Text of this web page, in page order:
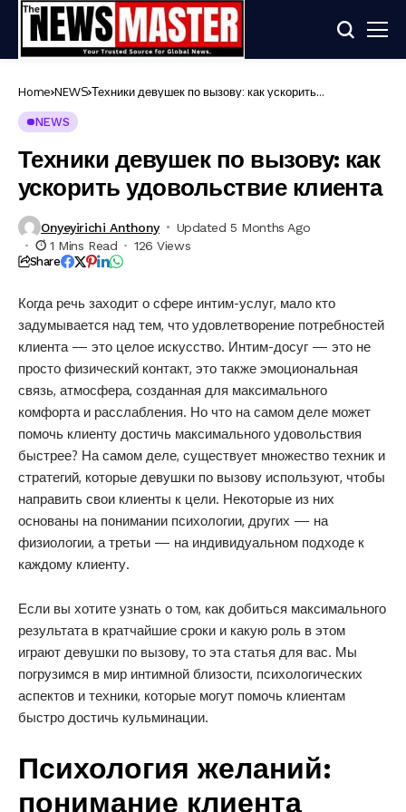
Home NEWS Техники девушек по вызову: как ускорить
NEWS
Техники девушек по вызову: как
ускорить удовольствие клиента
Onyeyirichi Anthony
Updated 5 Months Ago
1 Mins Read
126 Views
Share
Когда речь заходит о сфере интим-услуг, мало кто
задумывается над тем, что удовлетворение потребностей
клиента — это целое искусство. Интим-досуг — это не
просто физический контакт, это также эмоциональная
связь, атмосфера, созданная для максимального
комфорта и расслабления. Но что на самом деле может
помочь клиенту достичь максимального удовольствия
быстрее? На самом деле, существует множество техник и
стратегий, которые девушки по вызову используют, чтобы
направить свои клиенты к цели. Некоторые из них
основаны на понимании психологии, других — на
физиологии, а третьи — на индивидуальном подходе к
каждому клиенту.
Если вы хотите узнать о том, как добиться максимального
результата в кратчайшие сроки и какую роль в этом
играют девушки по вызову, то эта статья для вас. Мы
погрузимся в мир интимной близости, психологических
аспектов и техники, которые могут помочь клиентам
быстро достичь кульминации.
Психология желаний:
понимание клиента